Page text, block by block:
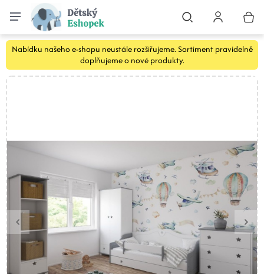
Nabídku našeho e-shopu neustále rozšiřujeme. Sortiment pravidelně
doplňujeme o nové produkty.